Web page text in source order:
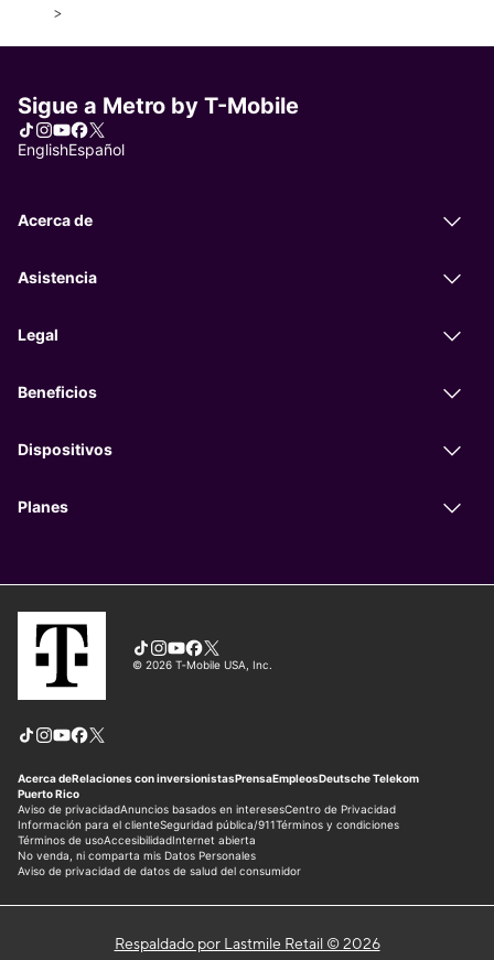
>
Respaldado por Lastmile Retail © 2026